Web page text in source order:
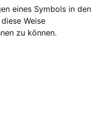
eines Symbols in den
Weise
zu können.